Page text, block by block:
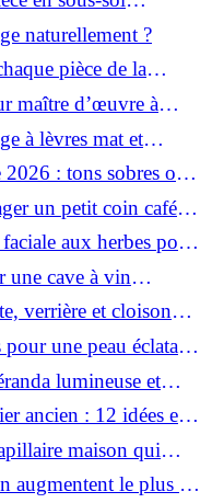
naturellement ?
pièce de la
maître d’œuvre à
à lèvres mat et
2026 : tons sobres ou
un petit coin café
aux herbes pour
?
une cave à vin
verrière et cloison
?
une peau éclatante
lumineuse et
ancien : 12 idées et
maison qui
des cheveux ?
augmentent le plus la